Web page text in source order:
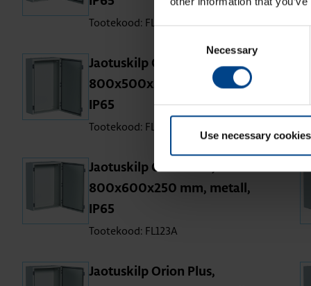
Necessary
Use necessary
Tootekood: FL119A
Jao­tus­kilp Orion Plus,
800x500x200 mm, metall,
IP65
Tootekood: FL121A
Jao­tus­kilp Orion Plus,
800x600x250 mm, metall,
IP65
Tootekood: FL123A
Jao­tus­kilp Orion Plus,